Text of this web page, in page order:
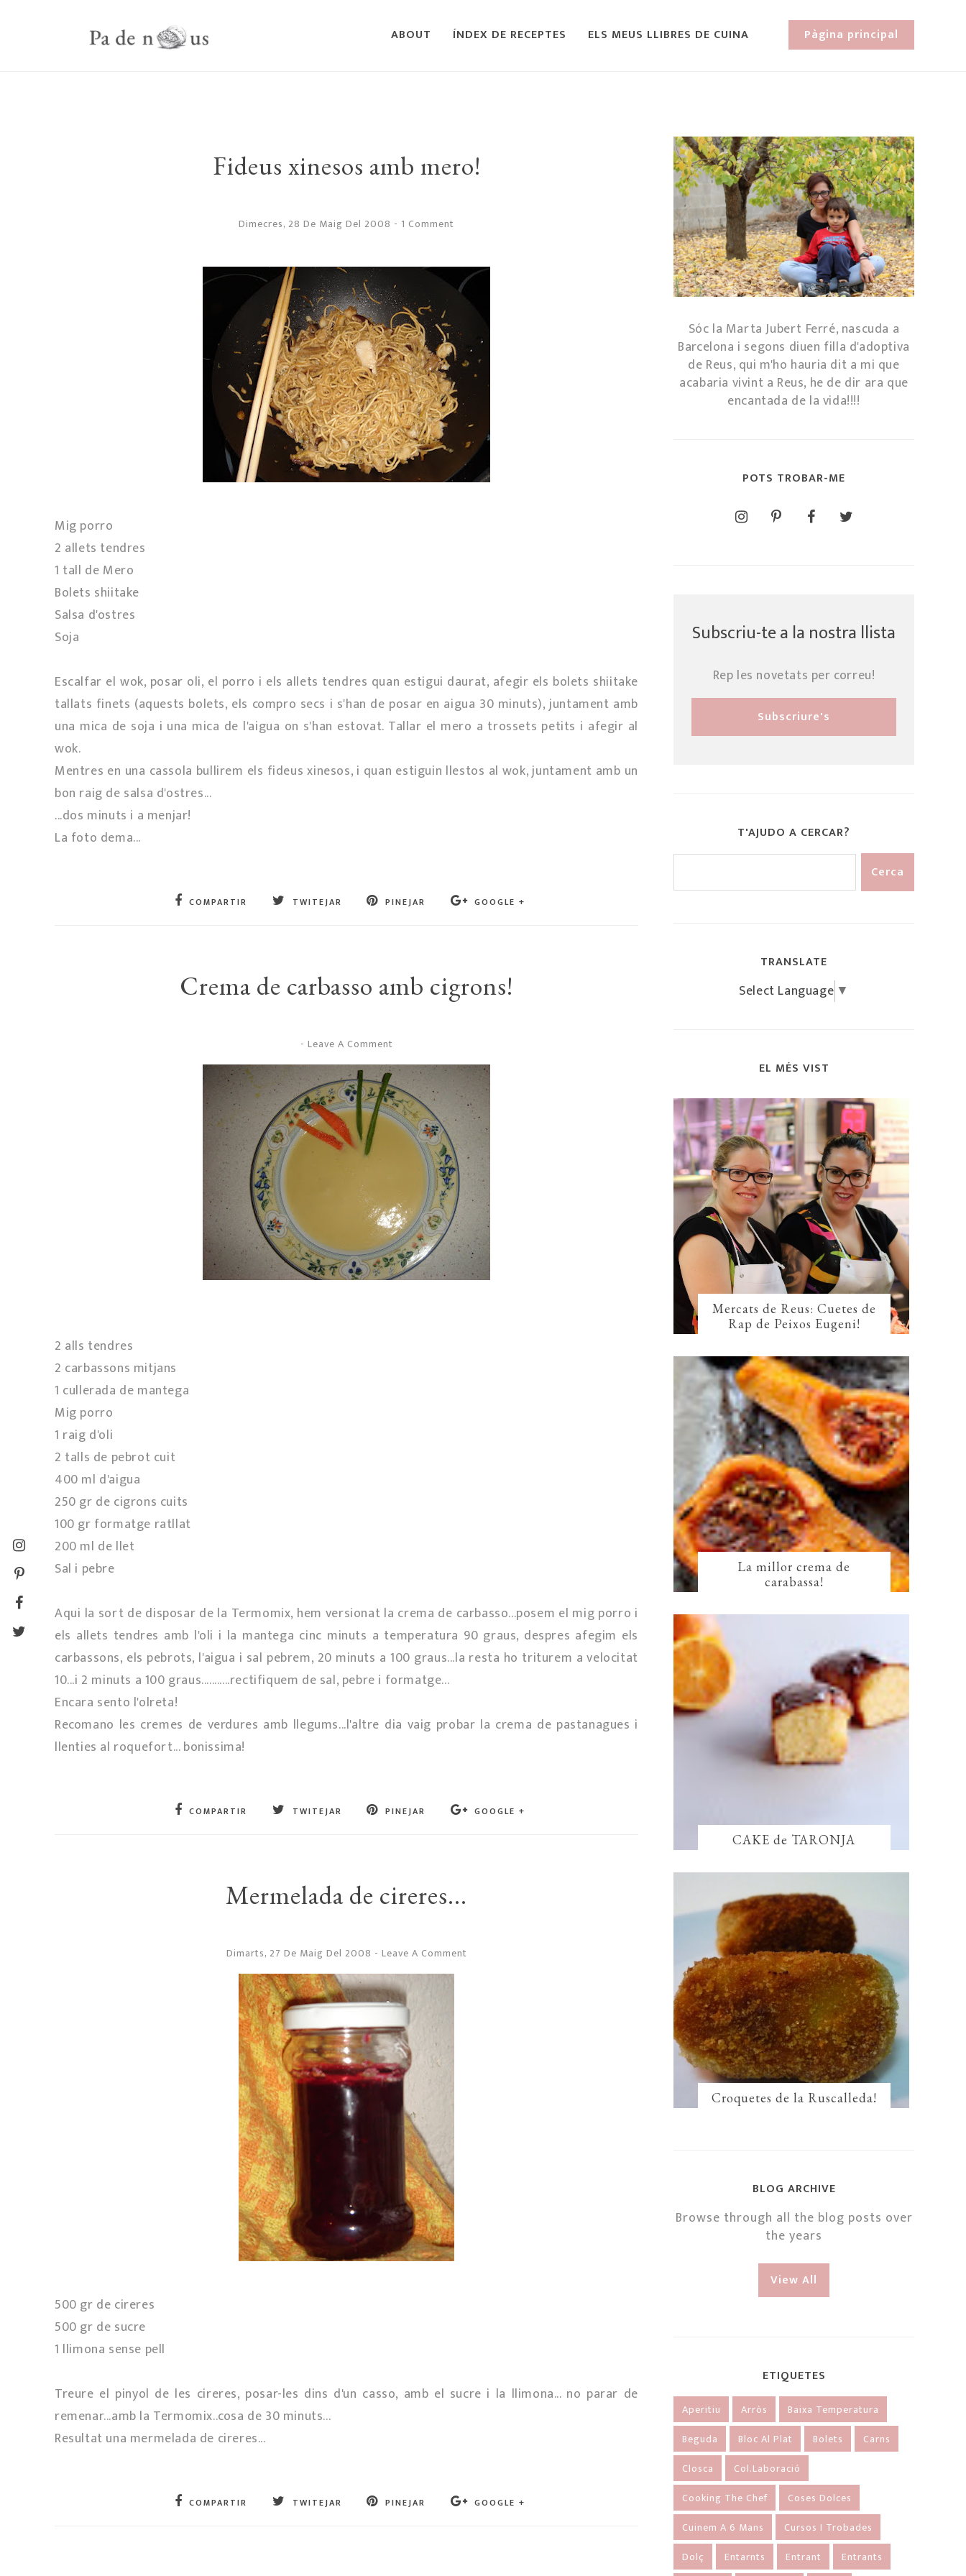
ABOUT ÍNDEX DE RECEPTES ELS MEUS LLIBRES DE CUINA Pàgina principal
Fideus xinesos amb mero!
Dimecres, 28 De Maig Del 2008 - 1 Comment
Mig porro
2 allets tendres
1 tall de Mero
Bolets shiitake
Salsa d'ostres
Soja
Escalfar el wok, posar oli, el porro i els allets tendres quan estigui daurat, afegir els bolets shiitake
tallats finets (aquests bolets, els compro secs i s'han de posar en aigua 30 minuts), juntament amb
una mica de soja i una mica de l'aigua on s'han estovat. Tallar el mero a trossets petits i afegir al
wok.
Mentres en una cassola bullirem els fideus xinesos, i quan estiguin llestos al wok, juntament amb un
bon raig de salsa d'ostres...
...dos minuts i a menjar!
La foto dema...
COMPARTIR TWITEJAR PINEJAR GOOGLE +
Crema de carbasso amb cigrons!
- Leave A Comment
2 alls tendres
2 carbassons mitjans
1 cullerada de mantega
Mig porro
1 raig d'oli
2 talls de pebrot cuit
400 ml d'aigua
250 gr de cigrons cuits
100 gr formatge ratllat
200 ml de llet
Sal i pebre
Aqui la sort de disposar de la Termomix, hem versionat la crema de carbasso...posem el mig porro i
els allets tendres amb l'oli i la mantega cinc minuts a temperatura 90 graus, despres afegim els
carbassons, els pebrots, l'aigua i sal pebrem, 20 minuts a 100 graus...la resta ho triturem a velocitat
10...i 2 minuts a 100 graus...........rectifiquem de sal, pebre i formatge...
Encara sento l'olreta!
Recomano les cremes de verdures amb llegums...l'altre dia vaig probar la crema de pastanagues i
llenties al roquefort... bonissima!
COMPARTIR TWITEJAR PINEJAR GOOGLE +
Mermelada de cireres...
Dimarts, 27 De Maig Del 2008 - Leave A Comment
500 gr de cireres
500 gr de sucre
1 llimona sense pell
Treure el pinyol de les cireres, posar-les dins d'un casso, amb el sucre i la llimona... no parar de
remenar...amb la Termomix..cosa de 30 minuts...
Resultat una mermelada de cireres...
COMPARTIR TWITEJAR PINEJAR GOOGLE +
Sóc la Marta Jubert Ferré, nascuda a
Barcelona i segons diuen filla d'adoptiva
de Reus, qui m'ho hauria dit a mi que
acabaria vivint a Reus, he de dir ara que
encantada de la vida!!!!
POTS TROBAR-ME
Subscriu-te a la nostra llista
Rep les novetats per correu!
T'AJUDO A CERCAR?
TRANSLATE
Select Language ▼
EL MÉS VIST
Mercats de Reus: Cuetes de
Rap de Peixos Eugeni!
La millor crema de
carabassa!
CAKE de TARONJA
Croquetes de la Ruscalleda!
BLOG ARCHIVE
Browse through all the blog posts over
the years
View All
ETIQUETES
Aperitiu Arròs
Baixa Temperatura
Beguda
Bloc Al Plat Bolets
Carns
Closca
Col.laboració
Cooking The Chef
Coses Dolces
Cuinem A 6 Mans
Cursos I Trobades
Dolç
Entarnts Entrant Entrants